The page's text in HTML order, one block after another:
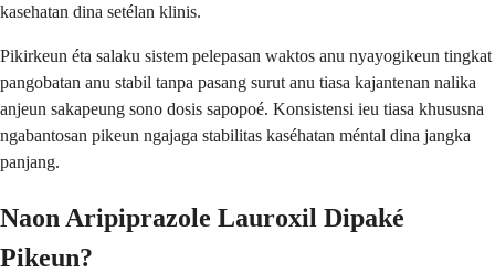
kasehatan dina setélan klinis.
Pikirkeun éta salaku sistem pelepasan waktos anu nyayogikeun tingkat
pangobatan anu stabil tanpa pasang surut anu tiasa kajantenan nalika
anjeun sakapeung sono dosis sapopoé. Konsistensi ieu tiasa khususna
ngabantosan pikeun ngajaga stabilitas kaséhatan méntal dina jangka
panjang.
Naon Aripiprazole Lauroxil Dipaké
Pikeun?